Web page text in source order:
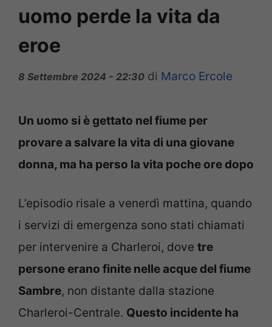
uomo perde la vita da
eroe
8 Settembre 2024 - 22:30 di Marco Ercole
Un uomo si è gettato nel fiume per
provare a salvare la vita di una giovane
donna, ma ha perso la vita poche ore dopo
L’episodio risale a venerdì mattina, quando
i servizi di emergenza sono stati chiamati
per intervenire a Charleroi, dove tre
persone erano finite nelle acque del fiume
Sambre, non distante dalla stazione
Charleroi-Centrale. Questo incidente ha